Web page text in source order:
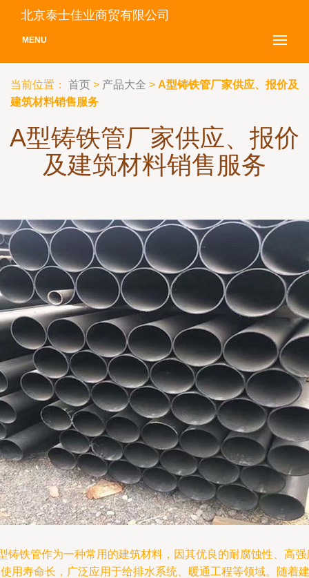
北京泰士佳业商贸有限公司
MENU
当前位置： 首页 > 产品大全 > A型铸铁管厂家供应、报价及
建筑材料销售服务
A型铸铁管厂家供应、报价
及建筑材料销售服务
铸铁管作为一种常用的建筑材料，因其优良的耐腐蚀性、高强
用寿命长，广泛应用于给排水系统、暖通工程等领域。随着建